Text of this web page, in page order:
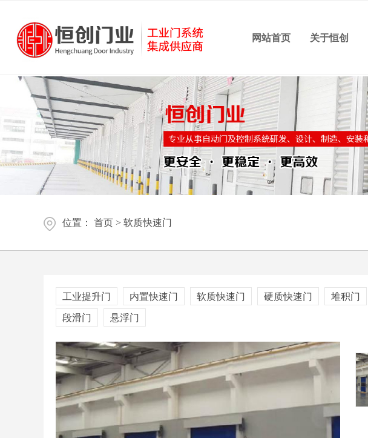
网站首页 关于恒创
位置： 首页 > 软质快速门
堆积门
工业提升门 内置快速门 软质快速门 硬质快速门 堆积门
段滑门 悬浮门